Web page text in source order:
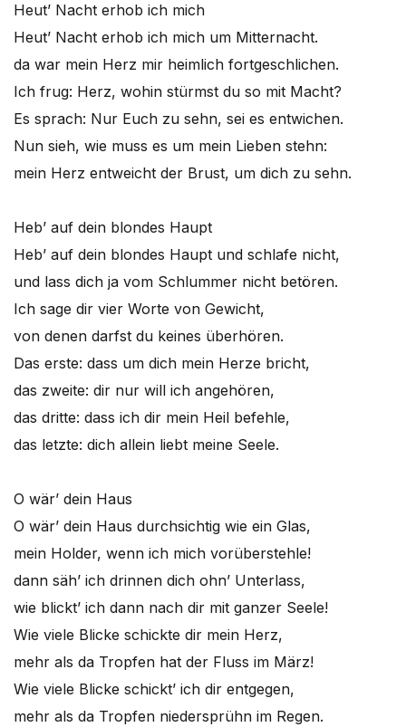
Heut’ Nacht erhob ich mich
Heut’ Nacht erhob ich mich um Mitternacht.
da war mein Herz mir heimlich fortgeschlichen.
Ich frug: Herz, wohin stürmst du so mit Macht?
Es sprach: Nur Euch zu sehn, sei es entwichen.
Nun sieh, wie muss es um mein Lieben stehn:
mein Herz entweicht der Brust, um dich zu sehn.
Heb’ auf dein blondes Haupt
Heb’ auf dein blondes Haupt und schlafe nicht,
und lass dich ja vom Schlummer nicht betören.
Ich sage dir vier Worte von Gewicht,
von denen darfst du keines überhören.
Das erste: dass um dich mein Herze bricht,
das zweite: dir nur will ich angehören,
das dritte: dass ich dir mein Heil befehle,
das letzte: dich allein liebt meine Seele.
O wär’ dein Haus
O wär’ dein Haus durchsichtig wie ein Glas,
mein Holder, wenn ich mich vorüberstehle!
dann säh’ ich drinnen dich ohn’ Unterlass,
wie blickt’ ich dann nach dir mit ganzer Seele!
Wie viele Blicke schickte dir mein Herz,
mehr als da Tropfen hat der Fluss im März!
Wie viele Blicke schickt’ ich dir entgegen,
mehr als da Tropfen niedersprühn im Regen.